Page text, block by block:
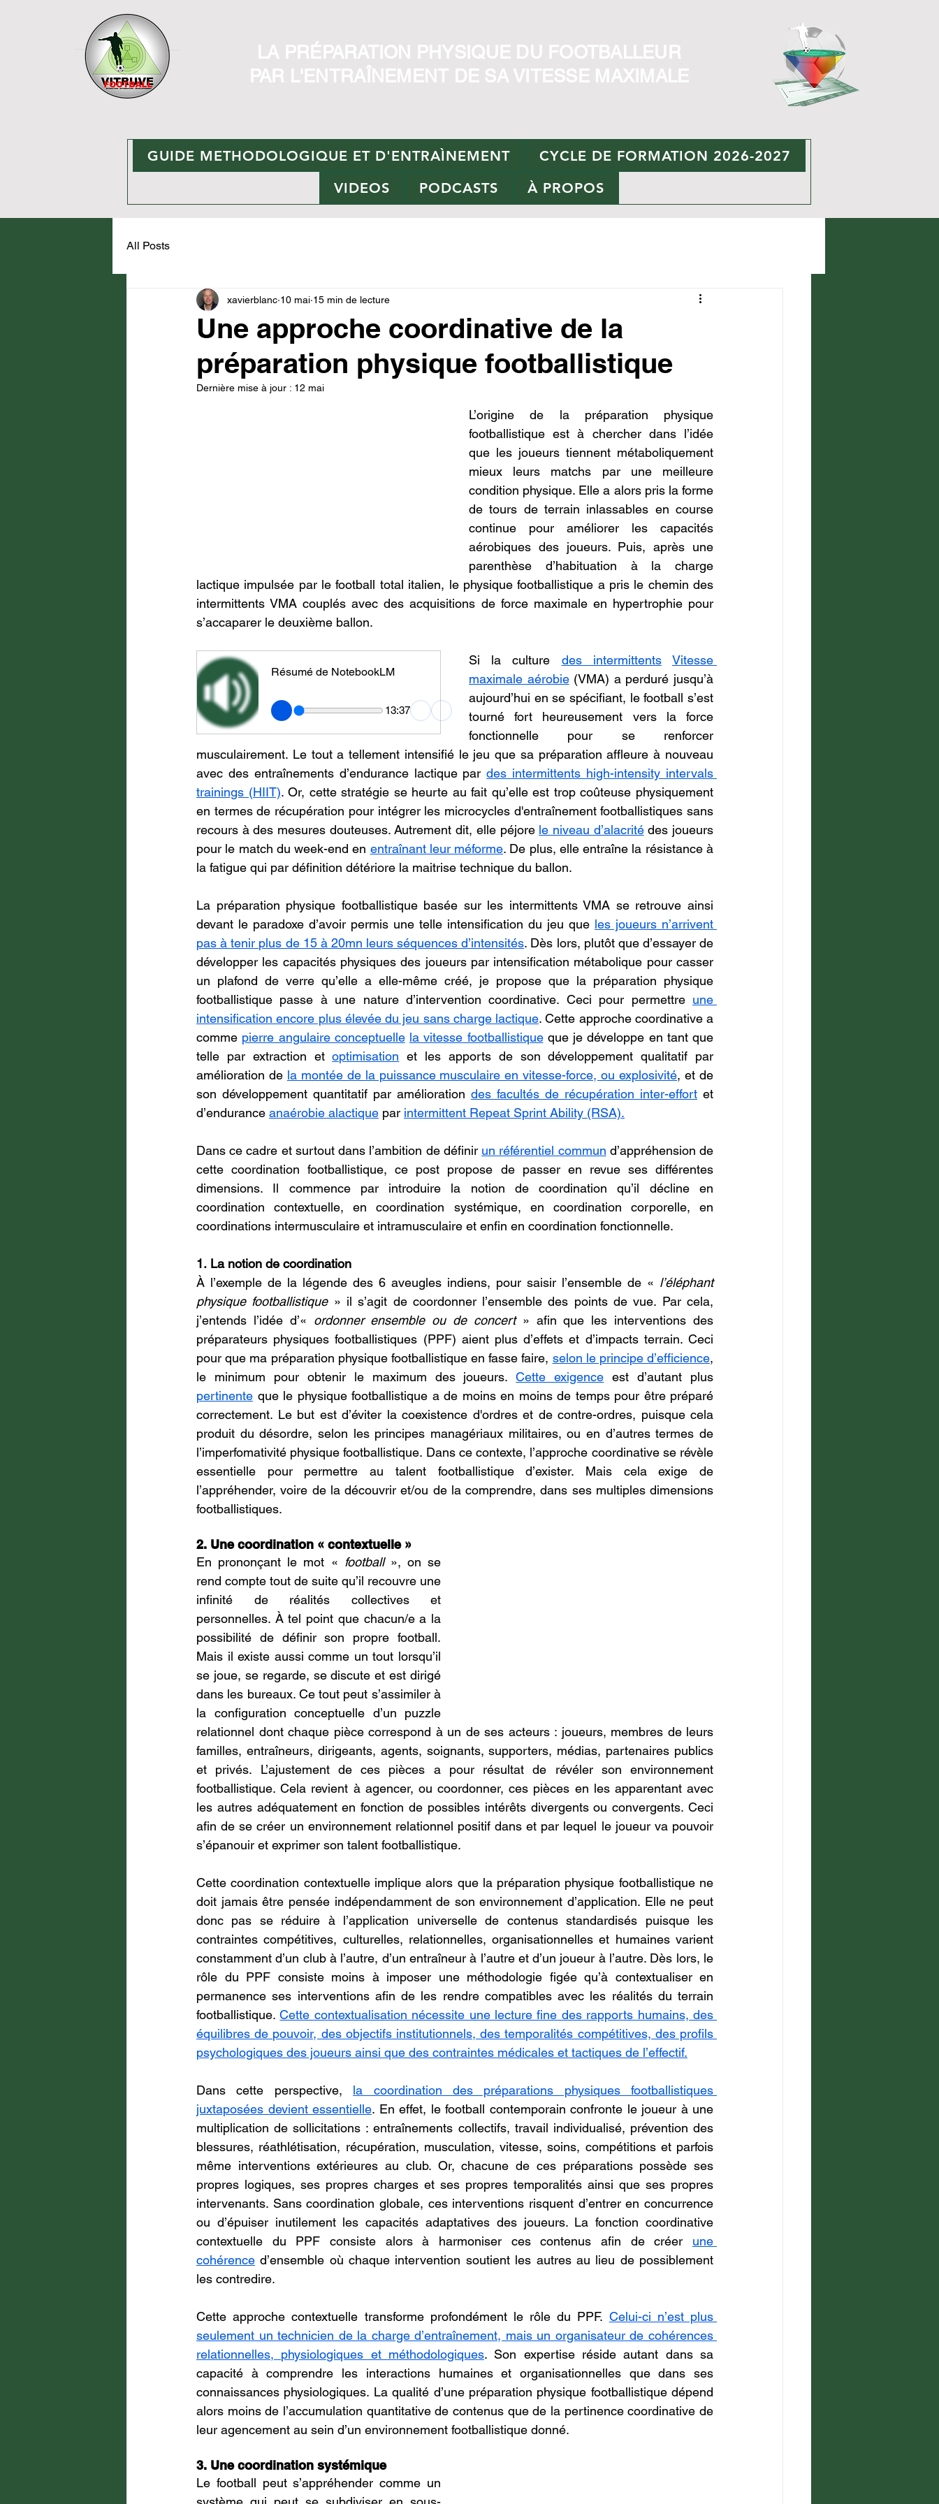
LA PRÉPARATION PHYSIQUE DU FOOTBALLEUR
PAR L'ENTRAÎNEMENT DE SA VITESSE MAXIMALE
GUIDE METHODOLOGIQUE ET D'ENTRAÌNEMENT
CYCLE DE FORMATION 2026-2027
VIDEOS
PODCASTS À PROPOS
All Posts
Une approche coordinative de la
préparation physique footballistique
xavierblanc 10 mai 15 min de lecture
Dernière mise à jour : 12 mai
L’origine de la préparation physique
footballistique est à chercher dans l’idée
que les joueurs tiennent métaboliquement
mieux leurs matchs par une meilleure
condition physique. Elle a alors pris la forme
de tours de terrain inlassables en course
continue pour améliorer les capacités
aérobiques des joueurs. Puis, après une
parenthèse d’habituation à la charge
lactique impulsée par le football total italien, le physique footballistique a pris le chemin des
intermittents VMA couplés avec des acquisitions de force maximale en hypertrophie pour
s’accaparer le deuxième ballon.
Résumé de NotebookLM
13:37
Si la culture des intermittents
Vitesse
maximale aérobie (VMA) a perduré jusqu’à
aujourd’hui en se spécifiant, le football s’est
tourné fort heureusement vers la force
fonctionnelle pour se renforcer
musculairement. Le tout a tellement intensifié le jeu que sa préparation affleure à nouveau
avec des entraînements d’endurance lactique par des intermittents high-intensity intervals
trainings (HIIT). Or, cette stratégie se heurte au fait qu’elle est trop coûteuse physiquement
en termes de récupération pour intégrer les microcycles d'entraînement footballistiques sans
recours à des mesures douteuses. Autrement dit, elle péjore le niveau d’alacrité des joueurs
pour le match du week-end en entraînant leur méforme. De plus, elle entraîne la résistance à
la fatigue qui par définition détériore la maitrise technique du ballon.
La préparation physique footballistique basée sur les intermittents VMA se retrouve ainsi
devant le paradoxe d’avoir permis une telle intensification du jeu que les joueurs n’arrivent
pas à tenir plus de 15 à 20mn leurs séquences d’intensités. Dès lors, plutôt que d’essayer de
développer les capacités physiques des joueurs par intensification métabolique pour casser
un plafond de verre qu’elle a elle-même créé, je propose que la préparation physique
footballistique passe à une nature d’intervention coordinative. Ceci pour permettre une
intensification encore plus élevée du jeu sans charge lactique. Cette approche coordinative a
comme pierre angulaire conceptuelle la vitesse footballistique que je développe en tant que
telle par extraction et optimisation et les apports de son développement qualitatif par
amélioration de la montée de la puissance musculaire en vitesse-force, ou explosivité, et de
son développement quantitatif par amélioration des facultés de récupération inter-effort et
d’endurance anaérobie alactique par intermittent Repeat Sprint Ability (RSA).
Dans ce cadre et surtout dans l’ambition de définir un référentiel commun d’appréhension de
cette coordination footballistique, ce post propose de passer en revue ses différentes
dimensions. Il commence par introduire la notion de coordination qu’il décline en
coordination contextuelle, en coordination systémique, en coordination corporelle, en
coordinations intermusculaire et intramusculaire et enfin en coordination fonctionnelle.
1. La notion de coordination
À l’exemple de la légende des 6 aveugles indiens, pour saisir l’ensemble de « l’éléphant
physique footballistique » il s’agit de coordonner l’ensemble des points de vue. Par cela,
j’entends l’idée d’« ordonner ensemble ou de concert » afin que les interventions des
préparateurs physiques footballistiques (PPF) aient plus d’effets et d’impacts terrain. Ceci
pour que ma préparation physique footballistique en fasse faire, selon le principe d’efficience,
le minimum pour obtenir le maximum des joueurs. Cette exigence
pertinente que le physique footballistique a de moins en moins de temps pour être préparé
correctement. Le but est d’éviter la coexistence d'ordres et de contre-ordres, puisque cela
produit du désordre, selon les principes managériaux militaires, ou en d’autres termes de
l’imperfomativité physique footballistique. Dans ce contexte, l’approche coordinative se révèle
essentielle pour permettre au talent footballistique d’exister. Mais cela exige de
l’appréhender, voire de la découvrir et/ou de la comprendre, dans ses multiples dimensions
footballistiques.
2. Une coordination « contextuelle »
En prononçant le mot « football », on se
rend compte tout de suite qu’il recouvre une
infinité de réalités collectives et
personnelles. À tel point que chacun/e a la
possibilité de définir son propre football.
Mais il existe aussi comme un tout lorsqu’il
se joue, se regarde, se discute et est dirigé
dans les bureaux. Ce tout peut s’assimiler à
la configuration conceptuelle d’un puzzle
relationnel dont chaque pièce correspond à un de ses acteurs : joueurs, membres de leurs
familles, entraîneurs, dirigeants, agents, soignants, supporters, médias, partenaires publics
et privés. L’ajustement de ces pièces a pour résultat de révéler son environnement
footballistique. Cela revient à agencer, ou coordonner, ces pièces en les apparentant avec
les autres adéquatement en fonction de possibles intérêts divergents ou convergents. Ceci
afin de se créer un environnement relationnel positif dans et par lequel le joueur va pouvoir
s’épanouir et exprimer son talent footballistique.
Cette coordination contextuelle implique alors que la préparation physique footballistique ne
doit jamais être pensée indépendamment de son environnement d’application. Elle ne peut
donc pas se réduire à l’application universelle de contenus standardisés puisque les
contraintes compétitives, culturelles, relationnelles, organisationnelles et humaines varient
constamment d’un club à l’autre, d’un entraîneur à l’autre et d’un joueur à l’autre. Dès lors, le
rôle du PPF consiste moins à imposer une méthodologie figée qu’à contextualiser en
permanence ses interventions afin de les rendre compatibles avec les réalités du terrain
footballistique. Cette contextualisation nécessite une lecture fine des rapports humains, des
équilibres de pouvoir, des objectifs institutionnels, des temporalités compétitives, des profils
psychologiques des joueurs ainsi que des contraintes médicales et tactiques de l’effectif.
Dans cette perspective, la coordination des préparations physiques footballistiques
juxtaposées devient essentielle. En effet, le football contemporain confronte le joueur à une
multiplication de sollicitations : entraînements collectifs, travail individualisé, prévention des
blessures, réathlétisation, récupération, musculation, vitesse, soins, compétitions et parfois
même interventions extérieures au club. Or, chacune de ces préparations possède ses
propres logiques, ses propres charges et ses propres temporalités ainsi que ses propres
intervenants. Sans coordination globale, ces interventions risquent d’entrer en concurrence
ou d’épuiser inutilement les capacités adaptatives des joueurs. La fonction coordinative
contextuelle du PPF consiste alors à harmoniser ces contenus afin de créer une
cohérence d’ensemble où chaque intervention soutient les autres au lieu de possiblement
les contredire.
Cette approche contextuelle transforme profondément le rôle du PPF. Celui-ci n’est plus
seulement un technicien de la charge d’entraînement, mais un organisateur de cohérences
relationnelles, physiologiques et méthodologiques. Son expertise réside autant dans sa
capacité à comprendre les interactions humaines et organisationnelles que dans ses
connaissances physiologiques. La qualité d’une préparation physique footballistique dépend
alors moins de l’accumulation quantitative de contenus que de la pertinence coordinative de
leur agencement au sein d’un environnement footballistique donné.
3. Une coordination systémique
Le football peut s’appréhender comme un